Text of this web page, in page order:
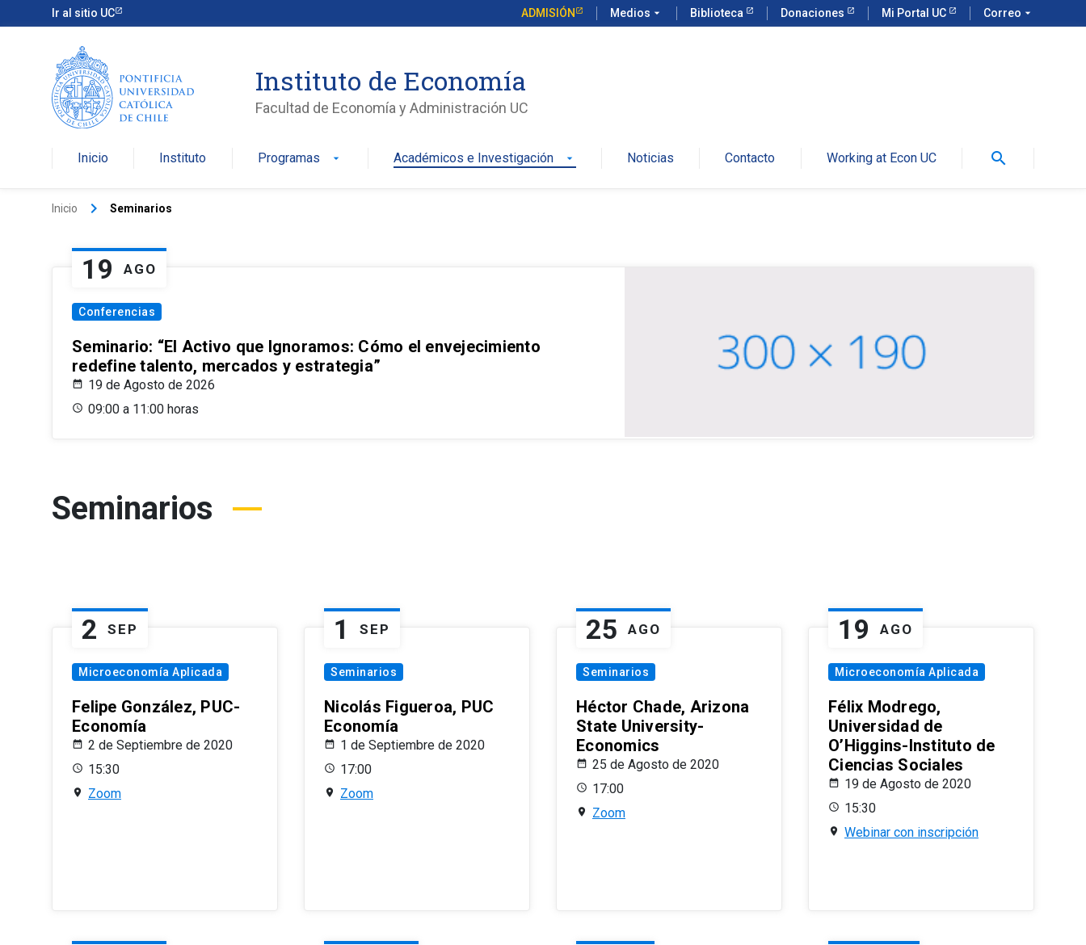
Ir al sitio UC ADMISIÓN Medios arrow_drop_down Biblioteca Donaciones Mi Portal UC Correo arrow_drop_down
Instituto de Economía
Facultad de Economía y Administración UC
Inicio Instituto Programas arrow_drop_down Académicos e Investigación arrow_drop_down Noticias Contacto Working at Econ UC search
Inicio keyboard_arrow_right Seminarios
19 AGO
Conferencias
Seminario: “El Activo que Ignoramos: Cómo el envejecimiento
redefine talento, mercados y estrategia”
19 de Agosto de 2026
09:00 a 11:00 horas
Seminarios
2 SEP
Microeconomía Aplicada
Felipe González, PUC-
Economía
2 de Septiembre de 2020
15:30
Zoom
1 SEP
Seminarios
Nicolás Figueroa, PUC
Economía
1 de Septiembre de 2020
17:00
Zoom
25 AGO
Seminarios
Héctor Chade, Arizona
State University-
Economics
25 de Agosto de 2020
17:00
Zoom
19 AGO
Microeconomía Aplicada
Félix Modrego,
Universidad de
O’Higgins-Instituto de
Ciencias Sociales
19 de Agosto de 2020
15:30
Webinar con inscripción